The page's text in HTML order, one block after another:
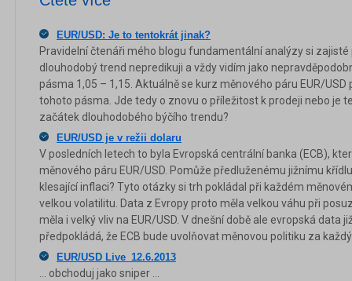
EUR/USD: Je to tentokrát jinak?
Pravidelní čtenáři mého blogu fundamentální analýzy si
dlouhodobý trend nepredikuji a vždy vidím jako
pásma 1,05 – 1,15. Aktuálně se kurz měnového páru EUR/
tohoto pásma. Jde tedy o znovu o příležitost k prodeji nebo je
začátek dlouhodobého býčího trendu?
EUR/USD je v režii dolaru
V posledních letech to byla Evropská centrální banka (ECB),
měnového páru EUR/USD. Pomůže předluženému jižnímu
klesající inflaci? Tyto otázky si trh pokládal při každém
velkou volatilitu. Data z Evropy proto měla velkou váhu při
měla i velký vliv na EUR/USD. V dnešní době ale evropská data
předpokládá, že ECB bude uvolňovat měnovou politiku za
EUR/USD Live_12.6.2013
... obchoduj jako sniper ...